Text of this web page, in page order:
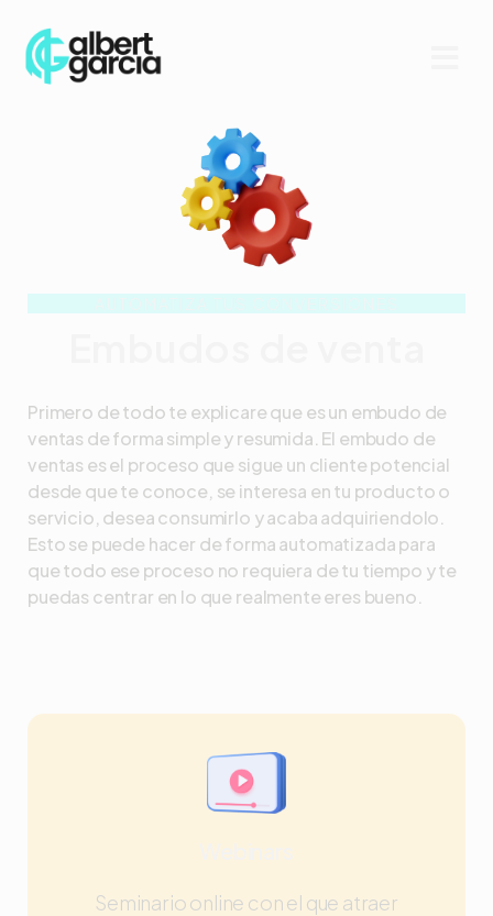
Primero de todo te explicare que es un embudo de
ventas de forma simple y resumida. El embudo de
ventas es el proceso que sigue un cliente potencial
desde que te conoce, se interesa en tu producto o
servicio, desea consumirlo y acaba adquiriendolo.
Esto se puede hacer de forma automatizada para
que todo ese proceso no requiera de tu tiempo y te
puedas centrar en lo que realmente eres bueno.
Seminario online con el que atraer